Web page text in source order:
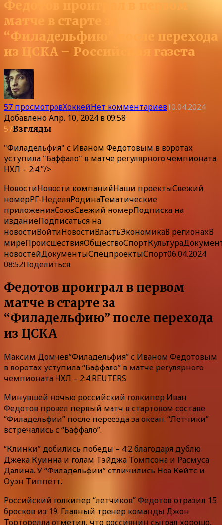
Федотов проиграл в первом
матче в старте за
“Филадельфию” после перехода
из ЦСКА – Российская газета
57 просмотровХоккейНет комментариев10.04.2024
ДобавленоАпр. 10, 2024 в 09:58
57Взгляды
"Филадельфия" с Иваном Федотовым в воротах
уступила "Баффало" в матче регулярного чемпионата
НХЛ – 2:4.”/>
НовостиНовости компанийНаши проектыСвежий
номерРГ-НеделяРодинаТематические
приложенияСоюзСвежий номерПодписка на
изданиеПодписаться на
новостиВойтиНовостиВластьЭкономикаВ регионахВ
миреПроисшествияОбществоСпортКультура
новостейДокументыСпецпроектыСпорт06.04.2024
08:52Поделиться
Федотов проиграл в первом
матче в старте за
“Филадельфию” после перехода
из ЦСКА
Максим Домчев”Филадельфия” с Иваном Федотовым
в воротах уступила “Баффало” в матче регулярного
чемпионата НХЛ – 2:4.REUTERS
Минувшей ночью российский голкипер Иван
Федотов провел первый матч в стартовом составе
“Филадельфии” после переезда за океан. “Летчики”
встречались с “Баффало”.
“Клинки” добились победы – 4:2 благодаря дублю
Джека Куинна и голам Тэйджа Томпсона и Расмуса
Далина. У “Филадельфии” отличились Ноа Кейтс и
Оуэн Типпетт.
Российский голкипер “летчиков” Федотов отразил 15
бросков из 19. Главный тренер команды Джон
Торторелла отметил, что россиянин сыграл хорошо,